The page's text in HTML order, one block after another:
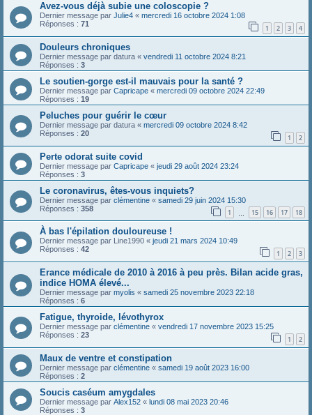
Avez-vous déjà subie une coloscopie ?
Dernier message par Julie4 « mercredi 16 octobre 2024 1:08
Réponses : 71 1 2 3 4
Douleurs chroniques
Dernier message par datura « vendredi 11 octobre 2024 8:21
Réponses : 3
Le soutien-gorge est-il mauvais pour la santé ?
Dernier message par Capricape « mercredi 09 octobre 2024 22:49
Réponses : 19
Peluches pour guérir le cœur
Dernier message par datura « mercredi 09 octobre 2024 8:42
Réponses : 20 1 2
Perte odorat suite covid
Dernier message par Capricape « jeudi 29 août 2024 23:24
Réponses : 3
Le coronavirus, êtes-vous inquiets?
Dernier message par clémentine « samedi 29 juin 2024 15:30
Réponses : 358 1 15 16 17 18
À bas l'épilation douloureuse !
Dernier message par Line1990 « jeudi 21 mars 2024 10:49
Réponses : 42 1 2 3
Erance médicale de 2010 à 2016 à peu près. Bilan acide gras,
indice HOMA élevé...
Dernier message par myolis « samedi 25 novembre 2023 22:18
Réponses : 6
Fatigue, thyroide, lévothyrox
Dernier message par clémentine « vendredi 17 novembre 2023 15:25
Réponses : 23 1 2
Maux de ventre et constipation
Dernier message par clémentine « samedi 19 août 2023 16:00
Réponses : 2
Soucis caséum amygdales
Dernier message par Alex152 « lundi 08 mai 2023 20:46
Réponses : 3